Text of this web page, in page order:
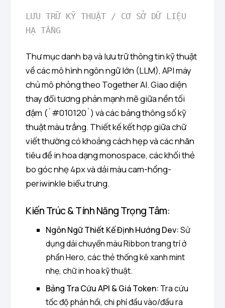
LƯU TRỮ KỸ THUẬT / CƠ SỞ DỮ LIỆU
HẠ TẦNG
Thư mục danh bạ và lưu trữ thông tin kỹ thuật
về các mô hình ngôn ngữ lớn (LLM), API máy
chủ mô phỏng theo Together AI. Giao diện
thay đổi tương phản mạnh mẽ giữa nền tối
đậm (`#010120`) và các bảng thông số kỹ
thuật màu trắng. Thiết kế kết hợp giữa chữ
viết thường có khoảng cách hẹp và các nhãn
tiêu đề in hoa dạng monospace, các khối thẻ
bo góc nhẹ 4px và dải màu cam-hồng-
periwinkle biểu trưng.
Kiến Trúc & Tính Năng Trọng Tâm:
Ngôn Ngữ Thiết Kế Định Hướng Dev:Sử
dụng dải chuyển màu Ribbon trang trí ở
phần Hero, các thẻ thống kê xanh mint
nhẹ, chữ in hoa kỹ thuật.
Bảng Tra Cứu API & Giá Token: Tra cứu
tốc độ phản hồi, chi phí đầu vào/đầu ra